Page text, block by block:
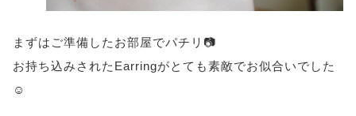
まずはご準備したお部屋でパチリ📷
お持ち込みされたEarringがとても素敵でお似合いでした
☺️